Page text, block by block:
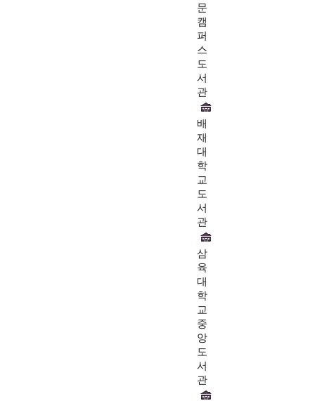
문
캠
퍼
스
도
서
관
배
재
대
학
교
도
서
관
삼
육
대
학
교
중
앙
도
서
관